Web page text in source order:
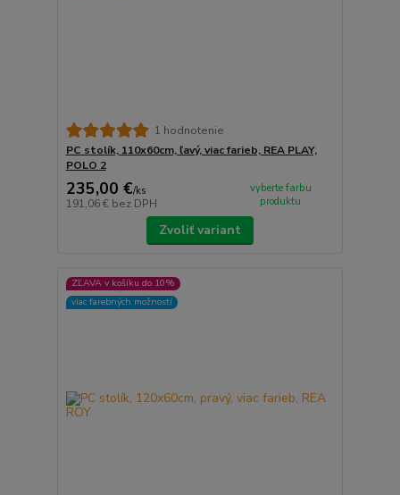
1 hodnotenie
PC stolík, 110x60cm, ľavý, viac farieb, REA PLAY,
POLO 2
235,00 €/ks
191,06 € bez DPH
vyberte farbu
produktu
Zvoliť variant
ZĽAVA v košíku do 10%
viac farebných možností